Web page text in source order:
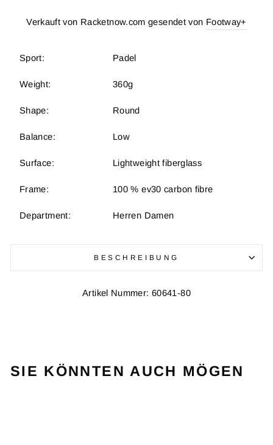
Verkauft von Racketnow.com gesendet von Footway+
Sport: Padel
Weight: 360g
Shape: Round
Balance: Low
Surface: Lightweight fiberglass
Frame: 100 % ev30 carbon fibre
Department: Herren Damen
BESCHREIBUNG
Artikel Nummer: 60641-80
SIE KÖNNTEN AUCH MÖGEN